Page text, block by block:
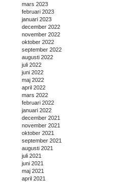
mars 2023
februari 2023
januari 2023
december 2022
november 2022
oktober 2022
september 2022
augusti 2022
juli 2022
juni 2022
maj 2022
april 2022
mars 2022
februari 2022
januari 2022
december 2021
november 2021
oktober 2021
september 2021
augusti 2021
juli 2021
juni 2021
maj 2021
april 2021